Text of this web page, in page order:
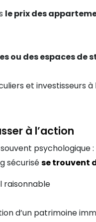
le prix des
ou des espaces de
et investisseurs
à l’action
psychologique :
sécurisése trouvent
raisonnable
d’un patrimoine